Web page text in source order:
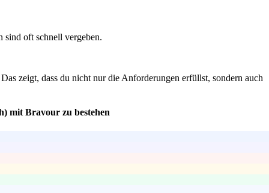
sind oft schnell vergeben.
zeigt, dass du nicht nur die Anforderungen erfüllst, sondern auch
mit Bravour zu bestehen